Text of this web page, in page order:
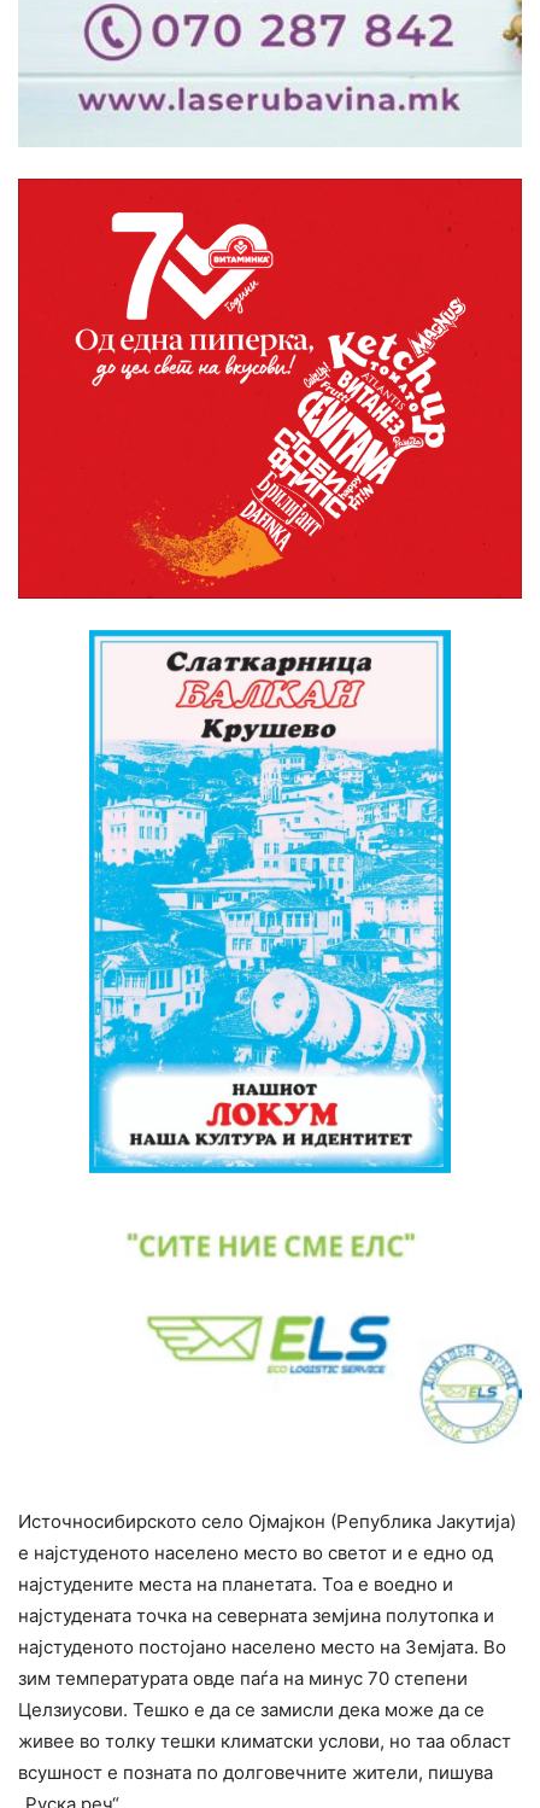
Источносибирското село Ојмајкон (Република Јакутија)
е најстуденото населено место во светот и е едно од
најстудените места на планетата. Тоа е воедно и
најстудената точка на северната земјина полутопка и
најстуденото постојано населено место на Земјата. Во
зим температурата овде паѓа на минус 70 степени
Целзиусови. Тешко е да се замисли дека може да се
живее во толку тешки климатски услови, но таа област
всушност е позната по долговечните жители, пишува